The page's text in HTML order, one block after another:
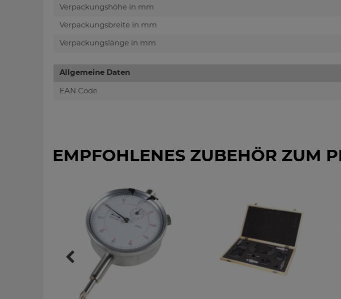
Verpackungshöhe in mm
Verpackungsbreite in mm
Verpackungslänge in mm
Allgemeine Daten
EAN Code
EMPFOHLENES ZUBEHÖR ZUM